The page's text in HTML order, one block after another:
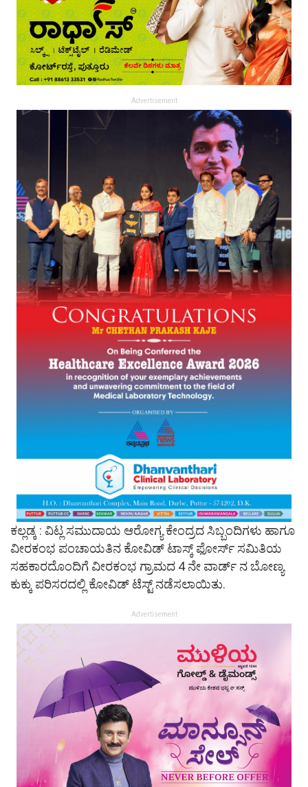
Advertisement
ಕಲ್ಲಡ್ಕ : ವಿಟ್ಲ ಸಮುದಾಯ ಆರೋಗ್ಯ ಕೇಂದ್ರದ ಸಿಬ್ಬಂದಿಗಳು ಹಾಗೂ
ವೀರಕಂಭ ಪಂಚಾಯತಿನ ಕೋವಿಡ್ ಟಾಸ್ಕ್ ಫೋರ್ಸ್ ಸಮಿತಿಯ
ಸಹಕಾರದೊಂದಿಗೆ ವೀರಕಂಭ ಗ್ರಾಮದ 4 ನೇ ವಾರ್ಡ್ ನ ಬೋಣ್ಯ
ಕುಕ್ಕು ಪರಿಸರದಲ್ಲಿ ಕೋವಿಡ್ ಟೆಸ್ಟ್ ನಡೆಸಲಾಯಿತು.
Advertisement